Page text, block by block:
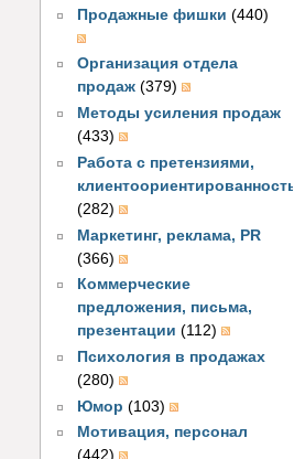
Продажные фишки (440)
Организация отдела
продаж (379)
Методы усиления продаж
(433)
Работа с претензиями,
клиентоориентированность
(282)
Маркетинг, реклама, PR
(366)
Коммерческие
предложения, письма,
презентации (112)
Психология в продажах
(280)
Юмор (103)
Мотивация, персонал
(442)